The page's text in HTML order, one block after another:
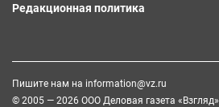
Редакционная политика
Пишите нам на information@vz.ru
© 2005 — 2026 ООО Деловая газета «Взгляд»